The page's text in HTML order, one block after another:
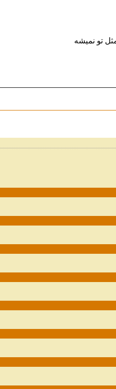
تو نمیشه